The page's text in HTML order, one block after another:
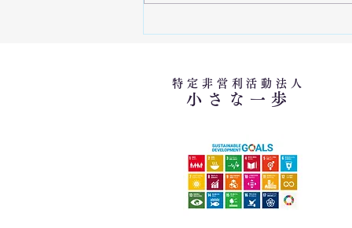
げます。当法人では現在、関係機
確保や生活基盤の確保を最優先と
し、今後は公設の災害ボランティ
ズを確認したうえで、適切な支援
活動を実施してまいります。
特定非営利活動法人
小さな一歩